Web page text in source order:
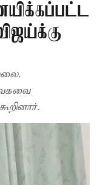
கூறினார்.